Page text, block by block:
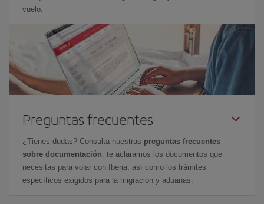
vuelo.
Preguntas frecuentes
¿Tienes dudas? Consulta nuestras preguntas frecuentes
sobre documentación: te aclaramos los documentos que
necesitas para volar con Iberia, así como los trámites
específicos exigidos para la migración y aduanas.